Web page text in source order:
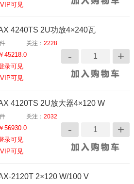
VIP可见
4240TS 2U功放4×240瓦
件 关注：2228
￥45218.0
录可见
VIP可见
4120TS 2U放大器4×120 W
件 关注：2032
￥56930.0
录可见
VIP可见
2120T 2×120 W/100 V